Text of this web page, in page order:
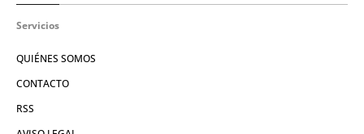
Servicios
QUIÉNES SOMOS
CONTACTO
RSS